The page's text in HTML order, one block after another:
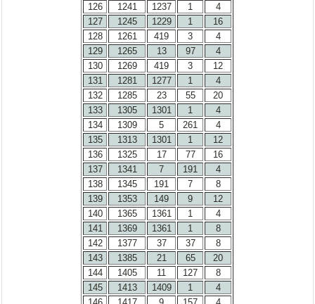
126
1241 1237 1
4
127
1245 1229 1
16
128
1261 419 3
4
129
1265 13 97
4
130
1269 419 3
12
131
1281 1277 1
4
132
1285 23 55
20
133
1305 1301 1
4
134
1309 5 261
4
135
1313 1301 1
12
136
1325 17 77
16
137
1341 7 191
4
138
1345 191 7
8
139
1353 149 9
12
140
1365 1361 1
4
141
1369 1361 1
8
142
1377 37 37
8
143
1385 21 65
20
144
1405 11 127
8
145
1413 1409 1
4